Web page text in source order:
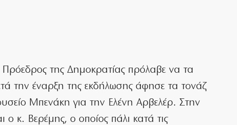
της Δημοκρατίας πρόλαβε να τα
την έναρξη της εκδήλωσης άφησε τα τονάζ
Μπενάκη για την Ελένη Αρβελέρ. Στην
κ. Βερέμης, ο οποίος πάλι κατά τις